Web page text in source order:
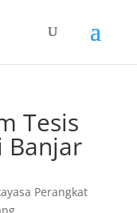
Tesis
Banjar